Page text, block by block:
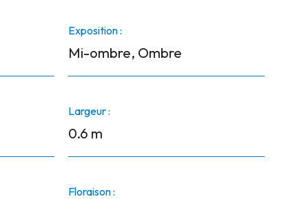
Exposition :
Mi-ombre, Ombre
Largeur :
0.6 m
Floraison :